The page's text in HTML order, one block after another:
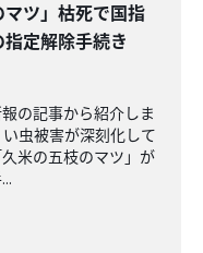
ツ」枯死で国指
定解除手続き
の記事から紹介しま
虫被害が深刻化して
米の五枝のマツ」が